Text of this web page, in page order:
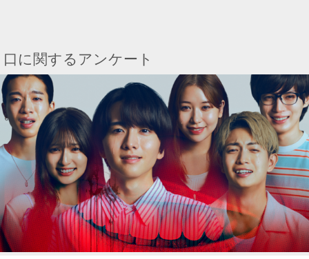
口に関するアンケート